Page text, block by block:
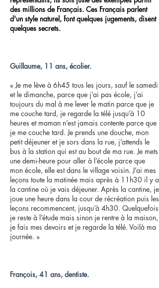
des millions de Français. Ces Français parlent
d'un style naturel, font quelques jugements, disent
quelques secrets.
Guillaume, 11 ans, écolier.
« Je me lève à 6h45 tous les jours, sauf le samedi
et le dimanche, parce que j’ai pas école, j’ai
toujours du mal à me lever le matin parce que je
me couche tard, je regarde la télé jusqu’à 10
heures et maman n’est jamais contente parce que
je me couche tard. Je prends une douche, mon
petit déjeuner et je sors dans la rue, j’attends le
bus à la station qui est au bout de ma rue. Je mets
une demi-heure pour aller à l’école parce que
mon école, elle est dans le village voisin. J’ai mes
leçons toute la matinée mais après à 11h30 il y a
la cantine où je vais déjeuner. Après la cantine, je
joue une heure dans la cour de récréation puis les
leçons recommencent, jusqu’à 4h30. Quelquefois
je reste à l’étude mais sinon je rentre à la maison,
je fais mes devoirs et je regarde la télé. Voilà ma
journée. »
François, 41 ans, dentiste.